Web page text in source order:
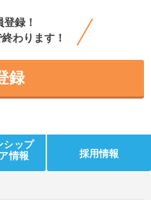
録！
わります！
録
シップ
情報
採用情報